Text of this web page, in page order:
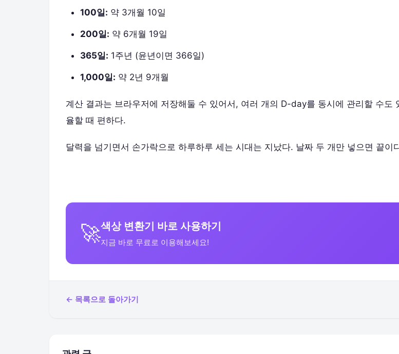
100일: 약 3개월 10일
200일: 약 6개월 19일
365일: 1주년 (윤년이면 366일)
1,000일: 약 2년 9개월
계산 결과는 브라우저에 저장해둘 수 있어서, 여러 개의 D-day를 동시에 관리할 수도
율할 때 편하다.
달력을 넘기면서 손가락으로 하루하루 세는 시대는 지났다. 날짜 두 개만 넣으면 끝이
🚀색상 변환기 바로 사용하기
지금 바로 무료로 이용해보세요!
← 목록으로 돌아가기